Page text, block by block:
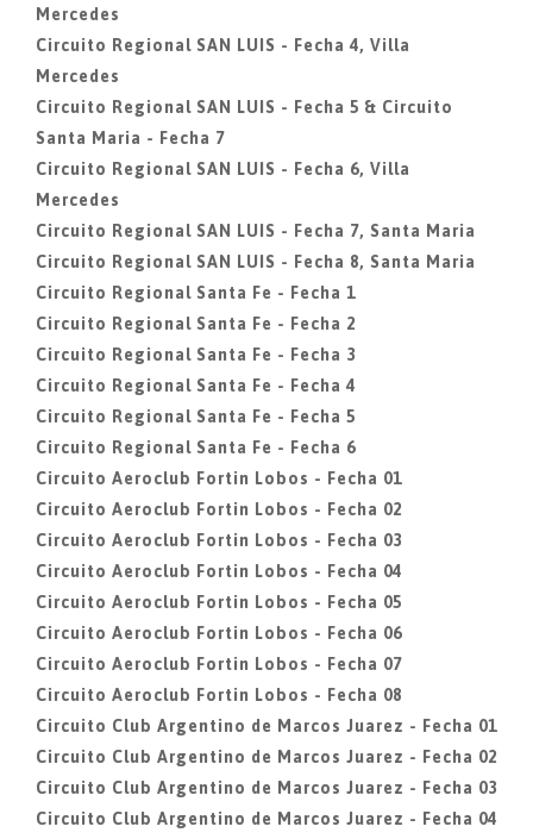
Mercedes
Circuito Regional SAN LUIS - Fecha 4, Villa
Mercedes
Circuito Regional SAN LUIS - Fecha 5 & Circuito
Santa Maria - Fecha 7
Circuito Regional SAN LUIS - Fecha 6, Villa
Mercedes
Circuito Regional SAN LUIS - Fecha 7, Santa Maria
Circuito Regional SAN LUIS - Fecha 8, Santa Maria
Circuito Regional Santa Fe - Fecha 1
Circuito Regional Santa Fe - Fecha 2
Circuito Regional Santa Fe - Fecha 3
Circuito Regional Santa Fe - Fecha 4
Circuito Regional Santa Fe - Fecha 5
Circuito Regional Santa Fe - Fecha 6
Circuito Aeroclub Fortin Lobos - Fecha 01
Circuito Aeroclub Fortin Lobos - Fecha 02
Circuito Aeroclub Fortin Lobos - Fecha 03
Circuito Aeroclub Fortin Lobos - Fecha 04
Circuito Aeroclub Fortin Lobos - Fecha 05
Circuito Aeroclub Fortin Lobos - Fecha 06
Circuito Aeroclub Fortin Lobos - Fecha 07
Circuito Aeroclub Fortin Lobos - Fecha 08
Circuito Club Argentino de Marcos Juarez - Fecha 01
Circuito Club Argentino de Marcos Juarez - Fecha 02
Circuito Club Argentino de Marcos Juarez - Fecha 03
Circuito Club Argentino de Marcos Juarez - Fecha 04